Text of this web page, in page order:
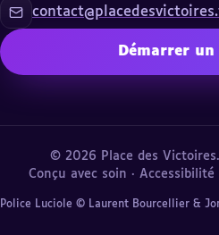
Démarrer
© 2026 Place des
Conçu avec soin ·
Police Luciole © Laurent Bourcellier &